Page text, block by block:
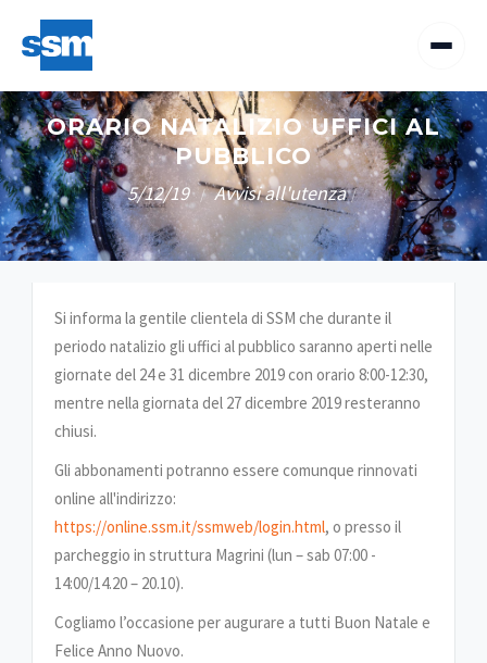
ORARIO NATALIZIO UFFICI AL
PUBBLICO
5/12/19 / Avvisi all'utenza /
Si informa la gentile clientela di SSM che durante il
periodo natalizio gli uffici al pubblico saranno aperti nelle
giornate del 24 e 31 dicembre 2019 con orario 8:00-12:30,
mentre nella giornata del 27 dicembre 2019 resteranno
chiusi.
Gli abbonamenti potranno essere comunque rinnovati
online all'indirizzo:
https://online.ssm.it/ssmweb/login.html, o presso il
parcheggio in struttura Magrini (lun – sab 07:00 -
14:00/14.20 – 20.10).
Cogliamo l’occasione per augurare a tutti Buon Natale e
Felice Anno Nuovo.